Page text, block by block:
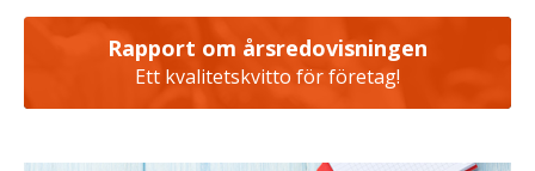
Rapport om årsredovisningen
Ett kvalitetskvitto för företag!